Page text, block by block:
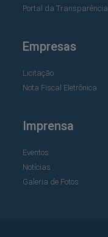
Portal da Transparência
Empresas
Licitação
Nota Fiscal Eletrônica
Imprensa
Eventos
Notícias
Galeria de Fotos